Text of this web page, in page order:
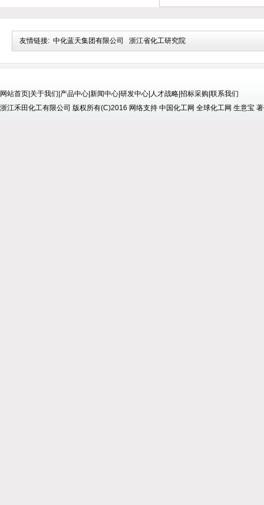
友情链接: 中化蓝天集团有限公司 浙江省化工研究院
网站首页 关于我们 产品中心 新闻中心 研发中心 人才战略 招标采购 联系我们
浙江禾田化工有限公司 版权所有(C)2016 网络支持 中国化工网 全球化工网 生意宝